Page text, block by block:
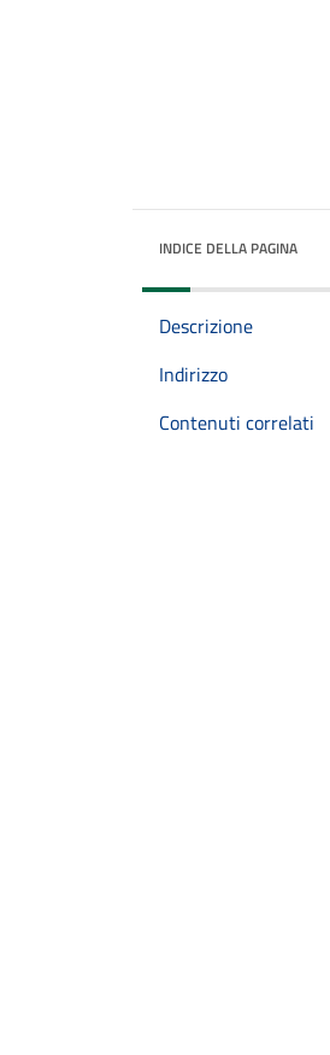
INDICE DELLA PAGINA
Descrizione
Indirizzo
Contenuti correlati